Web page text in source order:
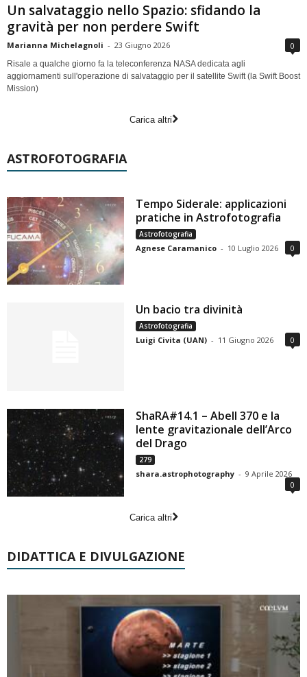
Un salvataggio nello Spazio: sfidando la
gravità per non perdere Swift
Marianna Michelagnoli - 23 Giugno 2026 0
Risale a qualche giorno fa la teleconferenza NASA dedicata agli
aggiornamenti sull'operazione di salvataggio per il satellite Swift (la Swift Boost
Mission)
Carica altri
ASTROFOTOGRAFIA
Tempo Siderale: applicazioni
pratiche in Astrofotografia
Astrofotografia
Agnese Caramanico - 10 Luglio 2026 0
Un bacio tra divinità
Astrofotografia
Luigi Civita (UAN) - 11 Giugno 2026 0
ShaRA#14.1 – Abell 370 e la
lente gravitazionale dell’Arco
del Drago
279
shara.astrophotography - 9 Aprile 2026
0
Carica altri
DIDATTICA E DIVULGAZIONE